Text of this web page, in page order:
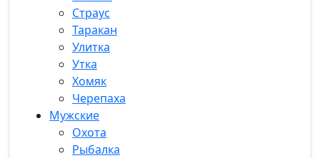
Страус
Таракан
Улитка
Утка
Хомяк
Черепаха
Мужские
Охота
Рыбалка